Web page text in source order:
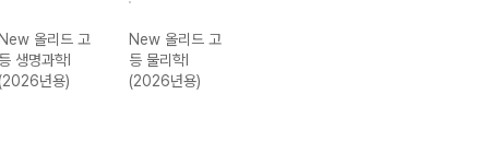
New 올리드 고
등 생명과학I
(2026년용)
New 올리드 고
등 물리학I
(2026년용)